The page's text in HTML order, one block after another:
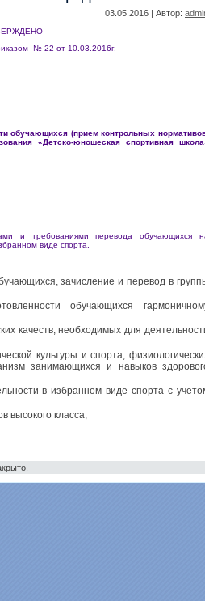
03.05.2016 | Автор:
от 10.03.2016г.
обучающихся (прием контрольных
«Детско-юношеская спортивная
и требованиями перевода обучающихся
виде спорта.
зачисление и перевод в
обучающихся
качеств, необходимых для
культуры и спорта,
занимающихся и навыков
в избранном виде спорта с
высокого класса;